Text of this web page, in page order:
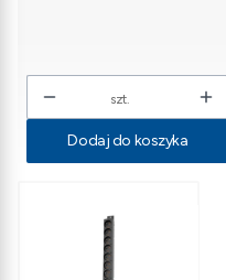
szt.
Dodaj do koszyka